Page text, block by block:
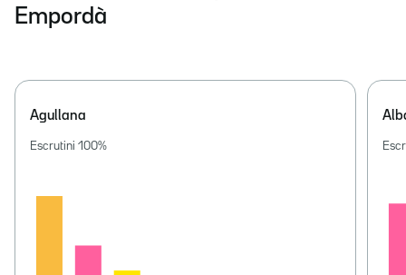
Empordà
Agullana
Escrutini 100%